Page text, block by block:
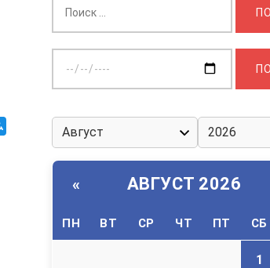
дату:
« АВГУСТ 2026
ПН ВТ СР ЧТ ПТ СБ
1